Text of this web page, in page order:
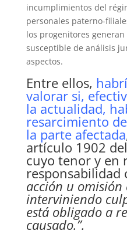
incumplimientos del
personales paterno-
los progenitores
susceptible de análisis
aspectos.
Entre ellos,
valorar si,
la actualidad,
resarcimiento
la parte afectada
artículo 1902
cuyo tenor y en
responsabilidad
acción u omisión
interviniendo
está obligado a
causado.”.